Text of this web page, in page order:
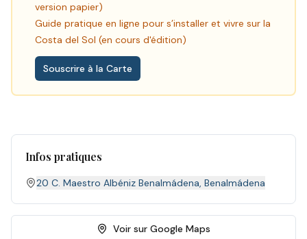
version papier)
Guide pratique en ligne pour s’installer et vivre sur la
Costa del Sol (en cours d'édition)
Souscrire à la Carte
Infos pratiques
20 C. Maestro Albéniz Benalmádena, Benalmádena
Voir sur Google Maps